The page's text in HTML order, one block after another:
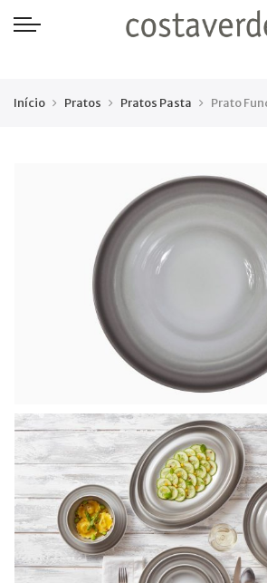
Início Pratos Pratos Pasta Prato